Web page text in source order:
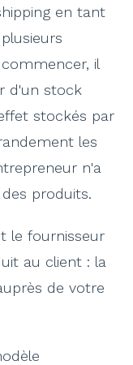
en tant
il
d'un stock
stockés par
les
n'a
produits.
le fournisseur
au client : la
de votre